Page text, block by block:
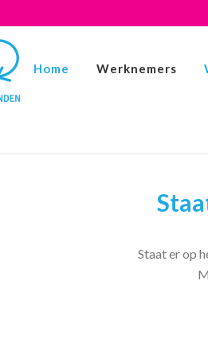
Home Werknemers
Staat er op